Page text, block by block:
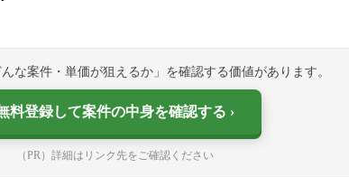
な案件・単価が狙えるか」を確認する価値があります。
料登録して案件の中身を確認する
（PR）詳細はリンク先をご確認ください